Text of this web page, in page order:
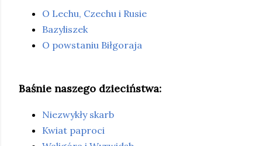
O Lechu, Czechu i Rusie
Bazyliszek
O powstaniu Biłgoraja
Baśnie naszego dzieciństwa:
Niezwykły skarb
Kwiat paproci